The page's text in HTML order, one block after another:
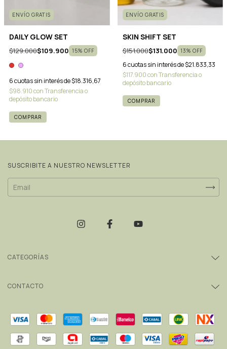
ENVÍO GRATIS
DAILY GLOW SET
$129.000$109.900 15% OFF
6cuotas sin interés de$18.316,67
$98.910conTransferencia o
depósito bancario
COMPRAR
ENVÍO GRATIS
SKIN SHIFT SET
$151.000$131.000 13% OFF
6cuotas sin interés de$21.833,33
$117.900conTransferencia o
depósito bancario
SUSCRIBITE A NUESTRO NEWSLETTER
CATEGORÍAS
CONTACTO